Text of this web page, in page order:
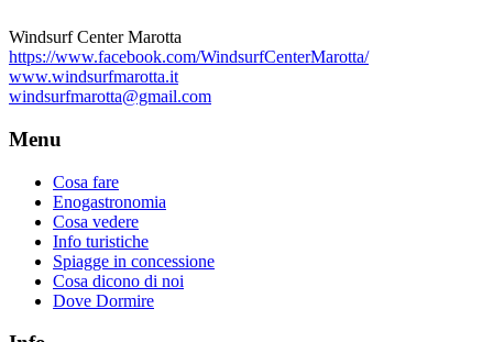
Windsurf Center Marotta
https://www.facebook.com/WindsurfCenterMarotta/
www.windsurfmarotta.it
windsurfmarotta@gmail.com
Menu
Cosa fare
Enogastronomia
Cosa vedere
Info turistiche
Spiagge in concessione
Cosa dicono di noi
Dove Dormire